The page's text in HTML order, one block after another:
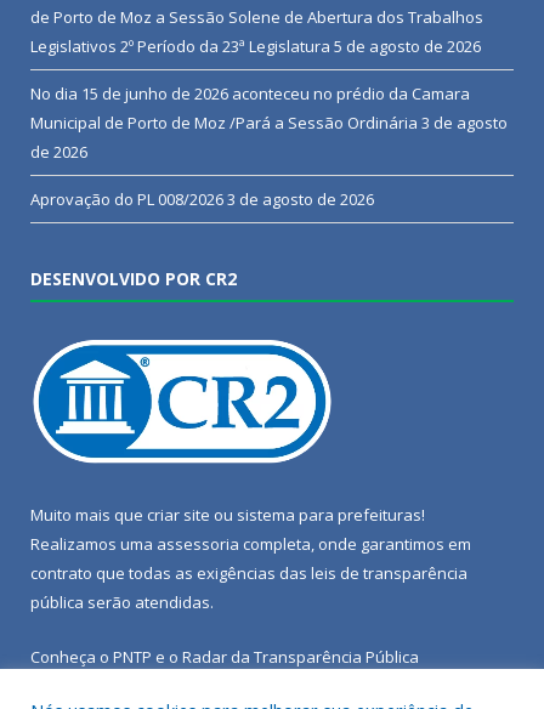
de Porto de Moz a Sessão Solene de Abertura dos Trabalhos
Legislativos 2º Período da 23ª Legislatura 5 de agosto de 2026
No dia 15 de junho de 2026 aconteceu no prédio da Camara
Municipal de Porto de Moz /Pará a Sessão Ordinária 3 de agosto
de 2026
Aprovação do PL 008/20263 de agosto de 2026
DESENVOLVIDO POR CR2
Muito mais que criar site ou sistema para prefeituras!
Realizamos uma assessoria completa, onde garantimos em
contrato que todas as exigências das leis de transparência
pública serão atendidas.
Conheça o PNTP e o Radar da Transparência Pública